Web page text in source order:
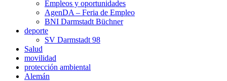
Empleos y oportunidades
AgenDA – Feria de Empleo
BNI Darmstadt Büchner
deporte
SV Darmstadt 98
Salud
movilidad
protección ambiental
Alemán